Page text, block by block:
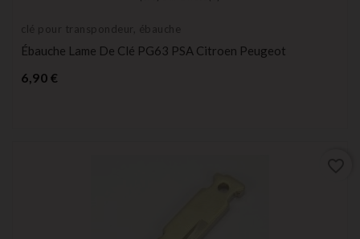
clé pour transpondeur, ébauche
Ébauche Lame De Clé PG63 PSA Citroen Peugeot
6,90 €